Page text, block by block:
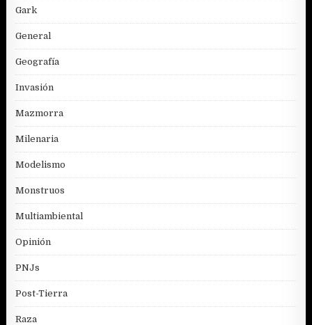
Gark
General
Geografía
Invasión
Mazmorra
Milenaria
Modelismo
Monstruos
Multiambiental
Opinión
PNJs
Post-Tierra
Raza